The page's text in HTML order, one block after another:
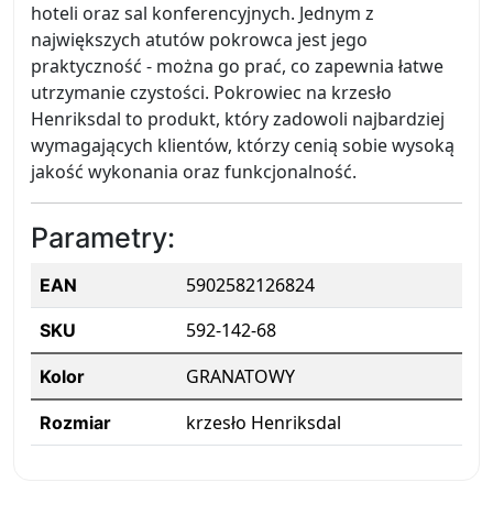
hoteli oraz sal konferencyjnych. Jednym z
największych atutów pokrowca jest jego
praktyczność - można go prać, co zapewnia łatwe
utrzymanie czystości. Pokrowiec na krzesło
Henriksdal to produkt, który zadowoli najbardziej
wymagających klientów, którzy cenią sobie wysoką
jakość wykonania oraz funkcjonalność.
Parametry:
EAN 5902582126824
SKU 592-142-68
Kolor GRANATOWY
Rozmiar krzesło Henriksdal